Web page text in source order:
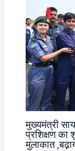
मुख्यमंत्री
प्रशिक्षण
मुलाकात